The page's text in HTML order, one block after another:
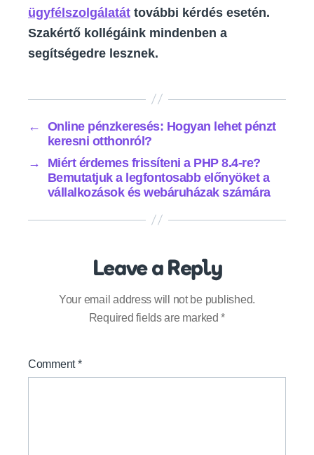
ügyfélszolgálatát további kérdés esetén.
Szakértő kollégáink mindenben a
segítségedre lesznek.
←
Online pénzkeresés: Hogyan lehet pénzt
keresni otthonról?
→
Miért érdemes frissíteni a PHP 8.4-re?
Bemutatjuk a legfontosabb előnyöket a
vállalkozások és webáruházak számára
Leave a Reply
Your email address will not be published.
Required fields are marked*
Comment*